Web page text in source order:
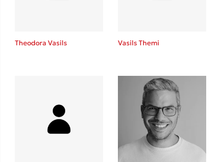
Δημοφιλείς Συγγραφείς
Φυστίκι ΠουΚυλάει
Theodora Vasils Vasils Themi